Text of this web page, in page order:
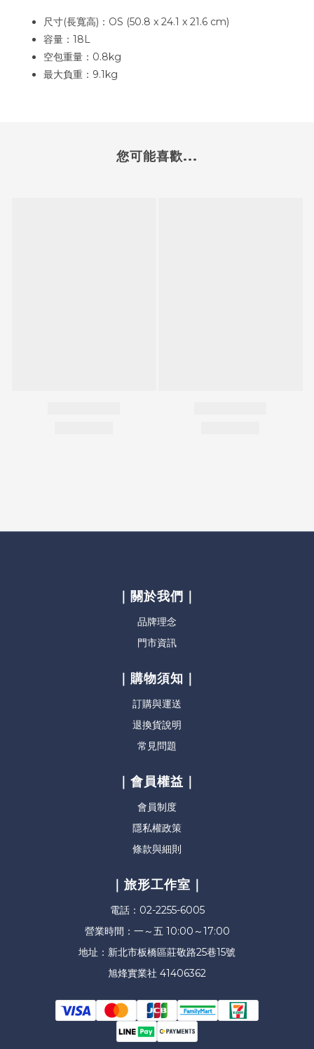
尺寸(長寬高)：OS (50.8 x 24.1 x 21.6 cm)
容量：18L
空包重量：0.8kg
最大負重：9.1kg
您可能喜歡...
｜關於我們｜
品牌理念
門市資訊
｜購物須知｜
訂購與運送
退換貨說明
常見問題
｜會員權益｜
會員制度
隱私權政策
條款與細則
｜旅形工作室｜
電話：02-2255-6005
營業時間：一～五 10:00～17:00
地址：新北市板橋區莊敬路25巷15號
旭烽實業社 41406362